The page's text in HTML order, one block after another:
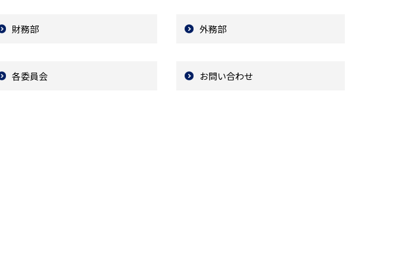
財務部 外務部
各委員会 お問い合わせ